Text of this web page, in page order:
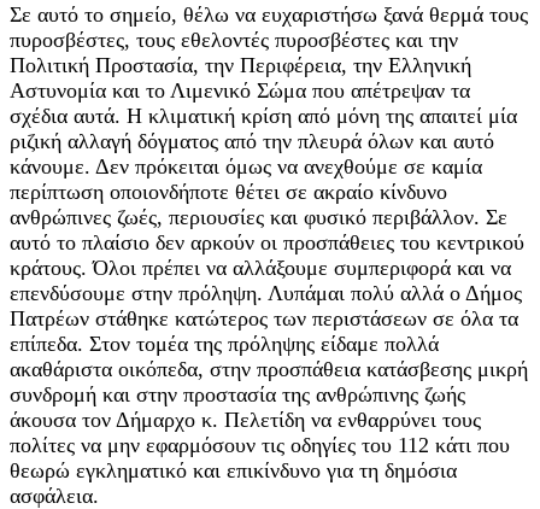
Σε αυτό το σημείο, θέλω να ευχαριστήσω ξανά θερμά τους
πυροσβέστες, τους εθελοντές πυροσβέστες και την
Πολιτική Προστασία, την Περιφέρεια, την Ελληνική
Αστυνομία και το Λιμενικό Σώμα που απέτρεψαν τα
σχέδια αυτά. Η κλιματική κρίση από μόνη της απαιτεί μία
ριζική αλλαγή δόγματος από την πλευρά όλων και αυτό
κάνουμε. Δεν πρόκειται όμως να ανεχθούμε σε καμία
περίπτωση οποιονδήποτε θέτει σε ακραίο κίνδυνο
ανθρώπινες ζωές, περιουσίες και φυσικό περιβάλλον. Σε
αυτό το πλαίσιο δεν αρκούν οι προσπάθειες του κεντρικού
κράτους. Όλοι πρέπει να αλλάξουμε συμπεριφορά και να
επενδύσουμε στην πρόληψη. Λυπάμαι πολύ αλλά ο Δήμος
Πατρέων στάθηκε κατώτερος των περιστάσεων σε όλα τα
επίπεδα. Στον τομέα της πρόληψης είδαμε πολλά
ακαθάριστα οικόπεδα, στην προσπάθεια κατάσβεσης μικρή
συνδρομή και στην προστασία της ανθρώπινης ζωής
άκουσα τον Δήμαρχο κ. Πελετίδη να ενθαρρύνει τους
πολίτες να μην εφαρμόσουν τις οδηγίες του 112 κάτι που
θεωρώ εγκληματικό και επικίνδυνο για τη δημόσια
ασφάλεια.